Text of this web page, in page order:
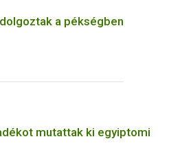
a pékségben
mutattak ki egyiptomi